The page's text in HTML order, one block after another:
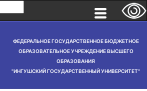
ФЕДЕРАЛЬНОЕ ГОСУДАРСТВЕННОЕ БЮДЖЕТНОЕ
ОБРАЗОВАТЕЛЬНОЕ УЧРЕЖДЕНИЕ ВЫСШЕГО
ОБРАЗОВАНИЯ
"ИНГУШСКИЙ ГОСУДАРСТВЕННЫЙ УНИВЕРСИТЕТ"